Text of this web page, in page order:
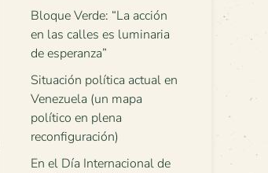
Bloque Verde: “La acción
en las calles es luminaria
de esperanza”
Situación política actual en
Venezuela (un mapa
político en plena
reconfiguración)
En el Día Internacional de